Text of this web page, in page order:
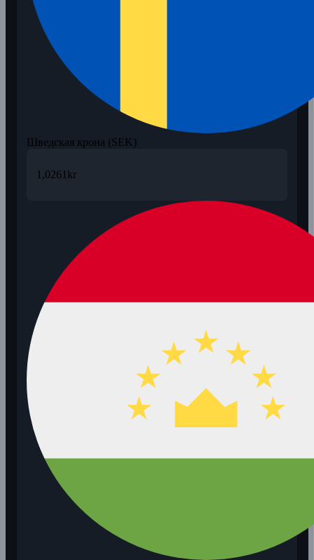
Шведская крона (SEK)
1,0261 kr